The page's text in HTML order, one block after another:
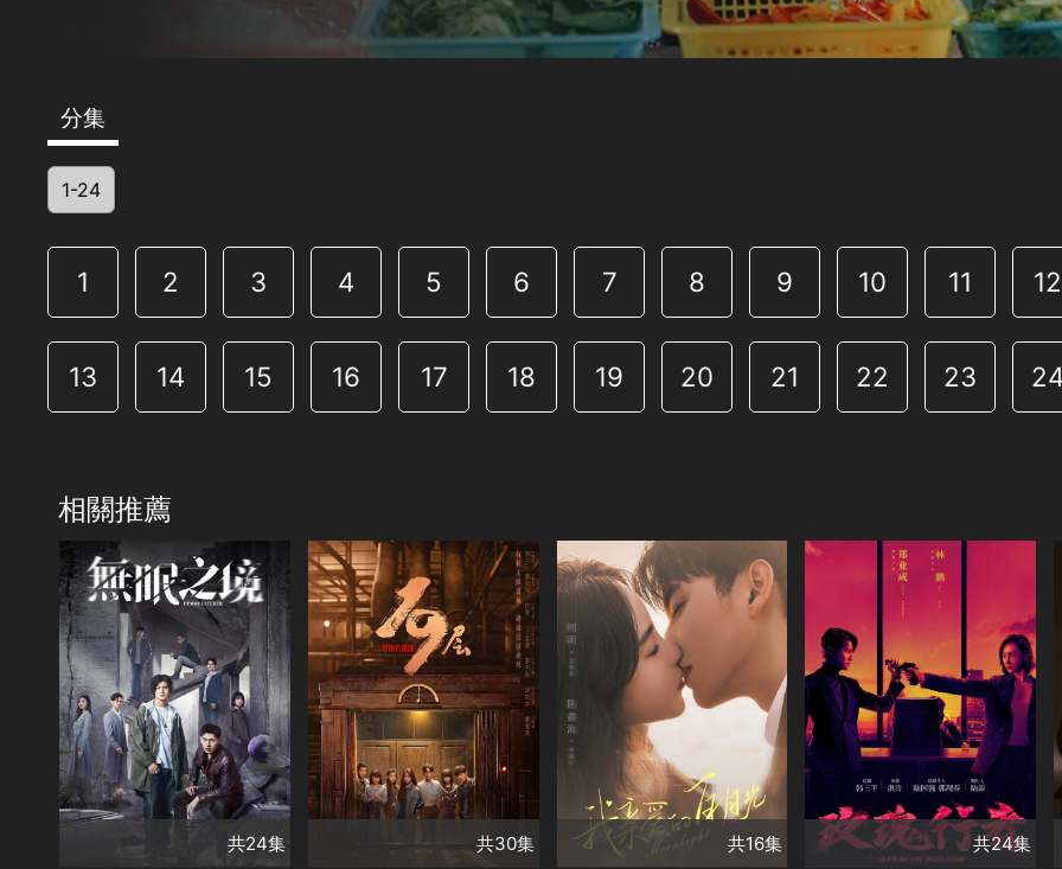
分集
1-24
1 2 3 4 5 6 7 8 9 10 11 12
13 14 15 16 17 18 19 20 21 22 23
相關推薦
共24集
演員
鄭業成
辛雲來
王佳宇
楊霖
賀雨禾
肖恩
胡文喆
張帆
安子鑑
李浩修
類別
懸疑驚悚系列
共24集
共30集
演員
孫千 魏哲鳴
白澍
肖凱中
類別
懸疑驚悚系列
共30集
共16集
演員
柯穎
陳鑫海
宋昭藝
李柏言 佟亮
類別
懸疑驚悚系列
甜寵愛情❤️
精彩陸劇
✨
共16集
共24集
演員
林鵬
鄭業成
李子峯
王志剛
金楷傑
魏健隆
蔡蝶
羅康
孫研翔
余思潞
懸疑驚悚系列
精彩陸劇✨
共24集